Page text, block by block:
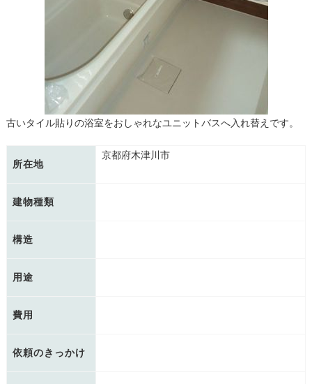
古いタイル貼りの浴室をおしゃれなユニットバスへ入れ替えです。
所在地
京都府木津川市
建物種類
構造
用途
費用
依頼のきっかけ